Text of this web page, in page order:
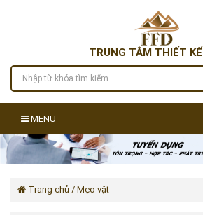
TRUNG TÂM THIẾT
MENU
Trang chủ / Mẹo vặt